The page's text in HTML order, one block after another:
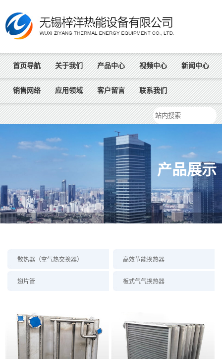
首页导航 关于我们 产品中心 视频中心 新闻中心
销售网络 应用领域 客户留言 联系我们
产品展示
散热器（空气热交换器） 高效节能换热器
翅片管 板式气气换热器